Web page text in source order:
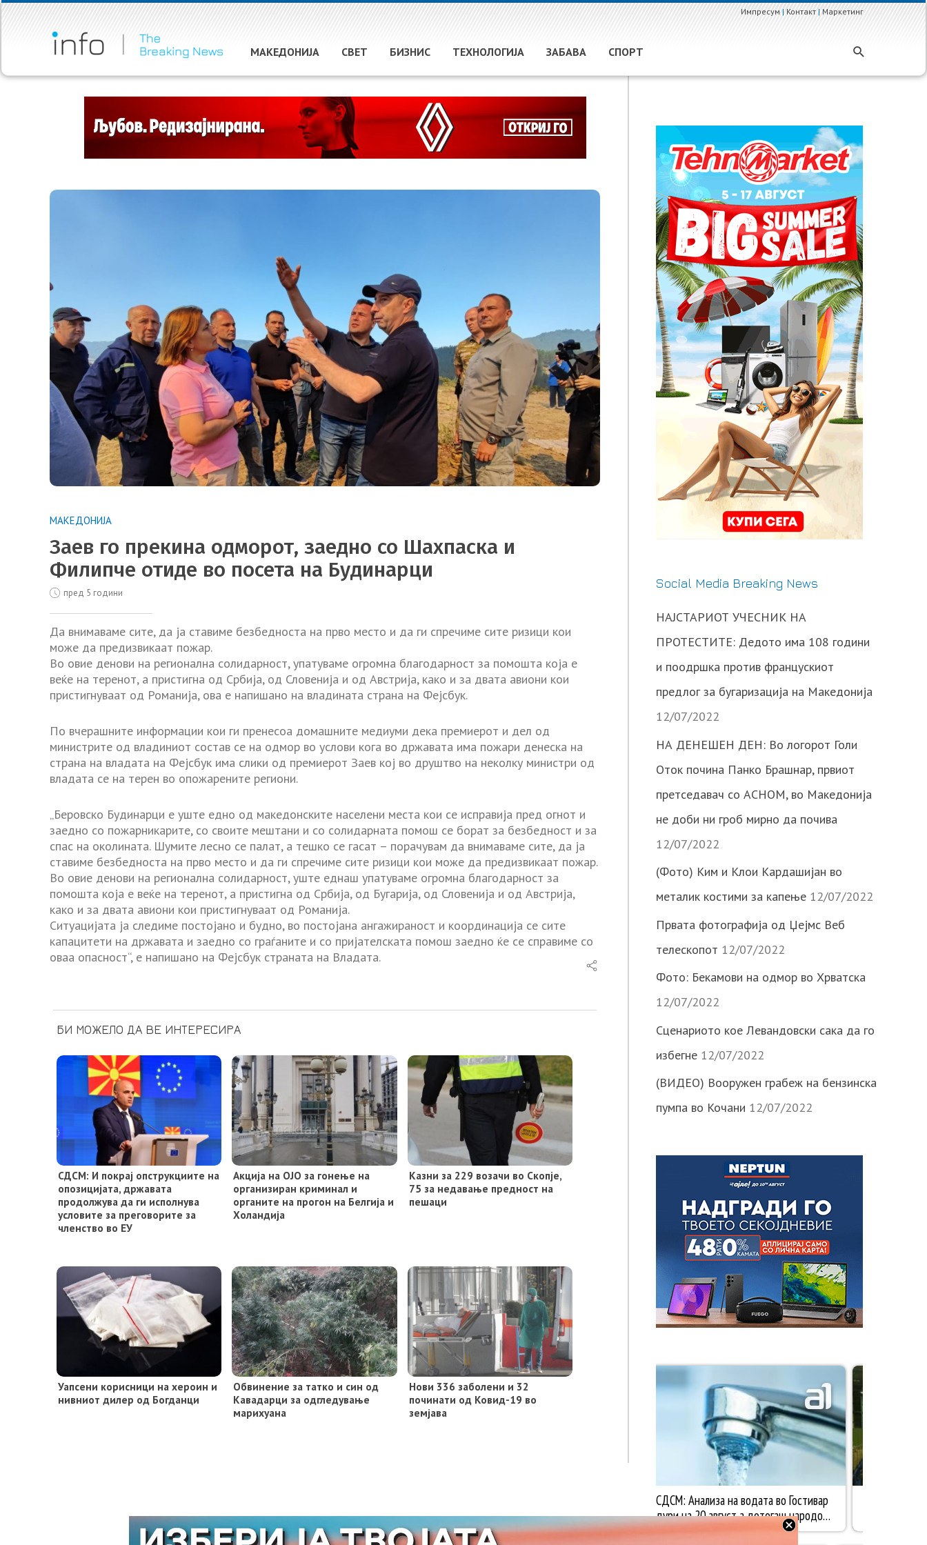
Импресум|Контакт|Маркетинг
МАКЕДОНИЈА СВЕТ БИЗНИС ТЕХНОЛОГИЈА ЗАБАВА СПОРТ
МАКЕДОНИЈА
Заев го прекина одморот, заедно со Шахпаска и
Филипче отиде во посета на Будинарци
пред 5 години
Да внимаваме сите, да ја ставиме безбедноста на прво место и да ги спречиме сите ризици кои
може да предизвикаат пожар.
Во овие денови на регионална солидарност, упатуваме огромна благодарност за помошта која е
веќе на теренот, а пристигна од Србија, од Словенија и од Австрија, како и за двата авиони кои
пристигнуваат од Романија, ова е напишано на владината страна на Фејсбук.
По вчерашните информации кои ги пренесоа домашните медиуми дека премиерот и дел од
министрите од владиниот состав се на одмор во услови кога во државата има пожари денеска на
страна на владата на Фејсбук има слики од премиерот Заев кој во друштво на неколку министри од
владата се на терен во опожарените региони.
„Беровско Будинарци е уште едно од македонските населени места кои се исправија пред огнот и
заедно со пожарникарите, со своите мештани и со солидарната помош се борат за безбедност и за
спас на околината. Шумите лесно се палат, а тешко се гасат – порачувам да внимаваме сите, да ја
ставиме безбедноста на прво место и да ги спречиме сите ризици кои може да предизвикаат пожар.
Во овие денови на регионална солидарност, уште еднаш упатуваме огромна благодарност за
помошта која е веќе на теренот, а пристигна од Србија, од Бугарија, од Словенија и од Австрија,
како и за двата авиони кои пристигнуваат од Романија.
Ситуацијата ја следиме постојано и будно, во постојана ангажираност и координација се сите
капацитети на државата и заедно со граѓаните и со пријателската помош заедно ќе се справиме со
оваа опасност“, е напишано на Фејсбук страната на Владата.
БИ МОЖЕЛО ДА ВЕ ИНТЕРЕСИРА
СДСМ: И покрај опструкциите на
опозицијата, државата
продолжува да ги исполнува
условите за преговорите за
членство во ЕУ
Акција на ОЈО за гонење на
организиран криминал и
органите на прогон на Белгија и
Холандија
Казни за 229 возачи во Скопје,
75 за недавање предност на
пешаци
Уапсени корисници на хероин и
нивниот дилер од Богданци
Обвинение за татко и син од
Кавадарци за одгледување
марихуана
Нови 336 заболени и 32
починати од Ковид-19 во
земјава
Social Media Breaking News
НАЈСТАРИОТ УЧЕСНИК НА
ПРОТЕСТИТЕ: Дедото има 108 години
и поодршка против францускиот
предлог за бугаризација на Македонија
12/07/2022
НА ДЕНЕШЕН ДЕН: Во логорот Голи
Оток почина Панко Брашнар, првиот
претседавач со АСНОМ, во Македонија
не доби ни гроб мирно да почива
12/07/2022
(Фото) Ким и Клои Кардашијан во
металик костими за капење 12/07/2022
Првата фотографија од Џејмс Веб
телескопот 12/07/2022
Фото: Бекамови на одмор во Хрватска
12/07/2022
Сценариото кое Левандовски сака да го
избегне 12/07/2022
(ВИДЕО) Вооружен грабеж на бензинска
пумпа во Кочани 12/07/2022